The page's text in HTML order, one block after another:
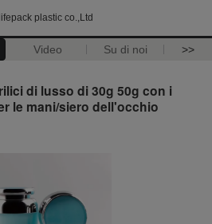
plastic co.,Ltd
Video Su di noi >>
di lusso di 30g 50g con i
le mani/siero dell'occhio